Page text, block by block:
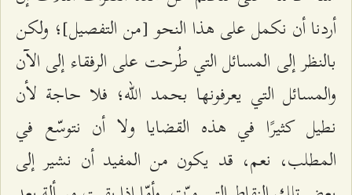
أردنا أن نكمل على هذا النحو [من التفصيل]؛ ولكن
بالنظر إلى المسائل التي طُرحت على الرفقاء إلى الآن
والمسائل التي يعرفونها بحمد الله؛ فلا حاجة لأن
نطيل كثيرًا في هذه القضايا ولا أن نتوسّع في
المطلب، نعم، قد يكون من المفيد أن نشير إلى